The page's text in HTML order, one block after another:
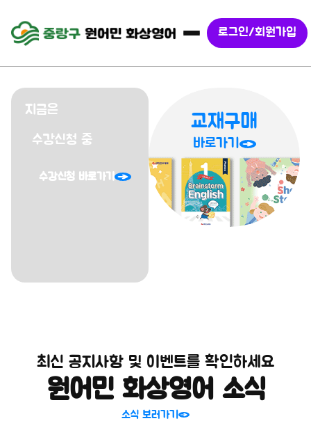
로그인/회원가입
슬라이드 2 / 2
지금은
수강신청 중
수강신청 바로가기
교재구매
바로가기
최신 공지사항 및 이벤트를 확인하세요
원어민 화상영어 소식
소식 보러가기